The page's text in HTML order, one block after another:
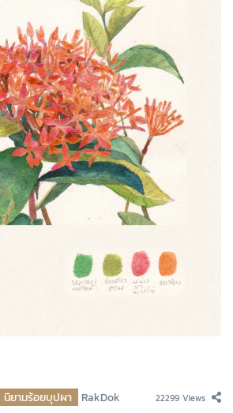
ยามร้อยบุปผา RakDok 22299 Views